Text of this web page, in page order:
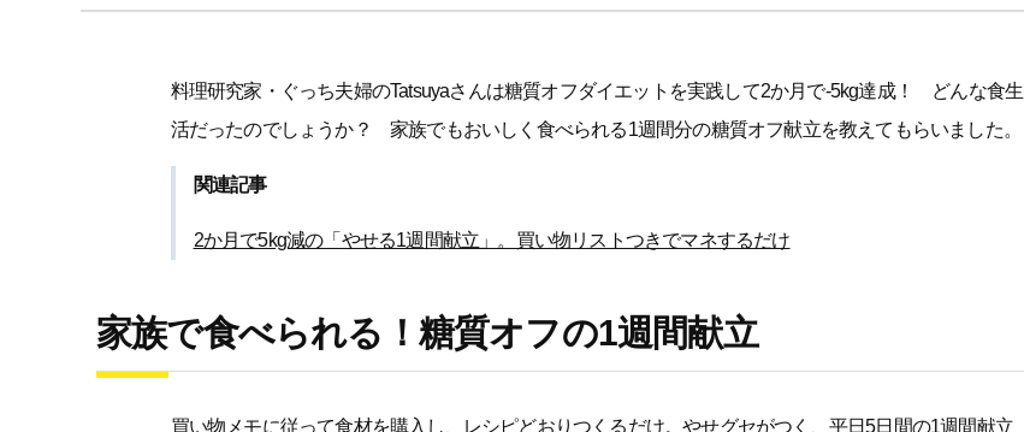
料理研究家・ぐっち夫婦のTatsuyaさんは糖質オフダイエットを実践して2か月で-5kg達成！ どんな食生
活だったのでしょうか？ 家族でもおいしく食べられる1週間分の糖質オフ献立を教えてもらいました。
関連記事
2か月で5kg減の「やせる1週間献立」。買い物リストつきでマネするだけ
家族で食べられる！糖質オフの1週間献立
買い物メモに従って食材を購入し、レシピどおりつくるだけ。やせグセがつく、平日5日間の1週間献立